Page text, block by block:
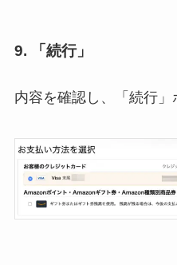
9. 「続行」
内容を確認し、「続行」